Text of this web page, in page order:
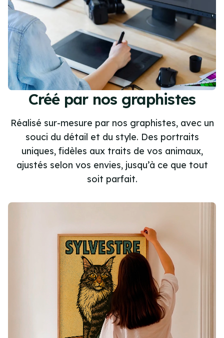
Créé par nos graphistes
Réalisé sur-mesure par nos graphistes, avec un
souci du détail et du style. Des portraits
uniques, fidèles aux traits de vos animaux,
ajustés selon vos envies, jusqu’à ce que tout
soit parfait.